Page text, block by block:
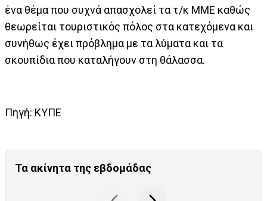
ένα θέμα που συχνά απασχολεί τα τ/κ ΜΜΕ καθώς
θεωρείται τουριστικός πόλος στα κατεχόμενα και
συνήθως έχει πρόβλημα με τα λύματα και τα
σκουπίδια που καταλήγουν στη θάλασσα.
Πηγή: ΚΥΠΕ
Τα ακίνητα της εβδομάδας